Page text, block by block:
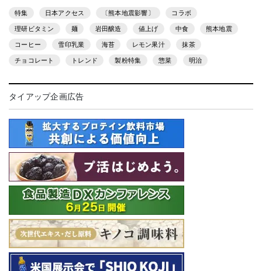
特集 日本アクセス 〔熊本地震影響〕 コラボ
理研ビタミン 麺 岩田醸造 値上げ 中食 熊本地震
コーヒー 雪印乳業 海苔 レモン果汁 抹茶
チョコレート トレンド 製粉特集 惣菜 明治
タイアップ企画広告